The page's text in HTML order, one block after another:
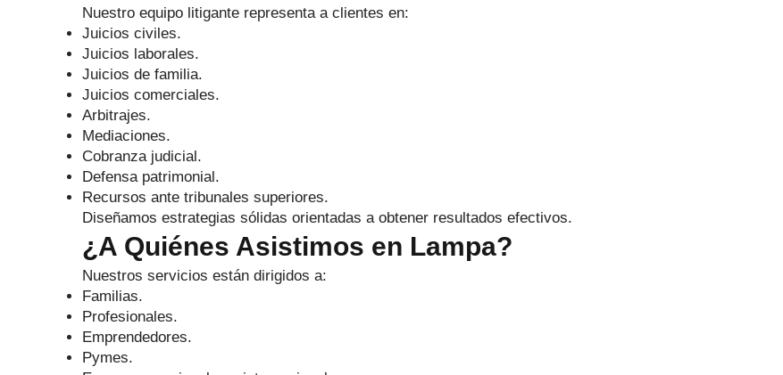
Nuestro equipo litigante representa a clientes en:
Juicios civiles.
Juicios laborales.
Juicios de familia.
Juicios comerciales.
Arbitrajes.
Mediaciones.
Cobranza judicial.
Defensa patrimonial.
Recursos ante tribunales superiores.
Diseñamos estrategias sólidas orientadas a obtener resultados efectivos.
¿A Quiénes Asistimos en Lampa?
Nuestros servicios están dirigidos a:
Familias.
Profesionales.
Emprendedores.
Pymes.